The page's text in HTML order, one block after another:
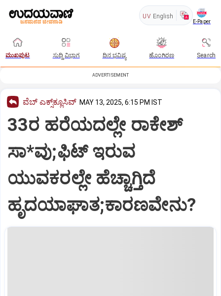
UV English
E-Paper
ಮುಖಪುಟ ಸುದ್ದಿ ವಿಭಾಗ ದಿನ ಭವಿಷ್ಯ ಹೊಂಗಿರಣ Search
ADVERTISEMENT
ವೆಬ್ ಎಕ್ಸ್‌ಕ್ಲೂಸಿವ್ MAY 13, 2025, 6:15 PM IST
33ರ ಹರೆಯದಲ್ಲೇ ರಾಕೇಶ್
ಸಾ*ವು;ಫಿಟ್​ ಇರುವ
ಯುವಕರಲ್ಲೇ ಹೆಚ್ಚಾಗ್ತಿದೆ
ಹೃದಯಾಘಾತ;ಕಾರಣವೇನು?